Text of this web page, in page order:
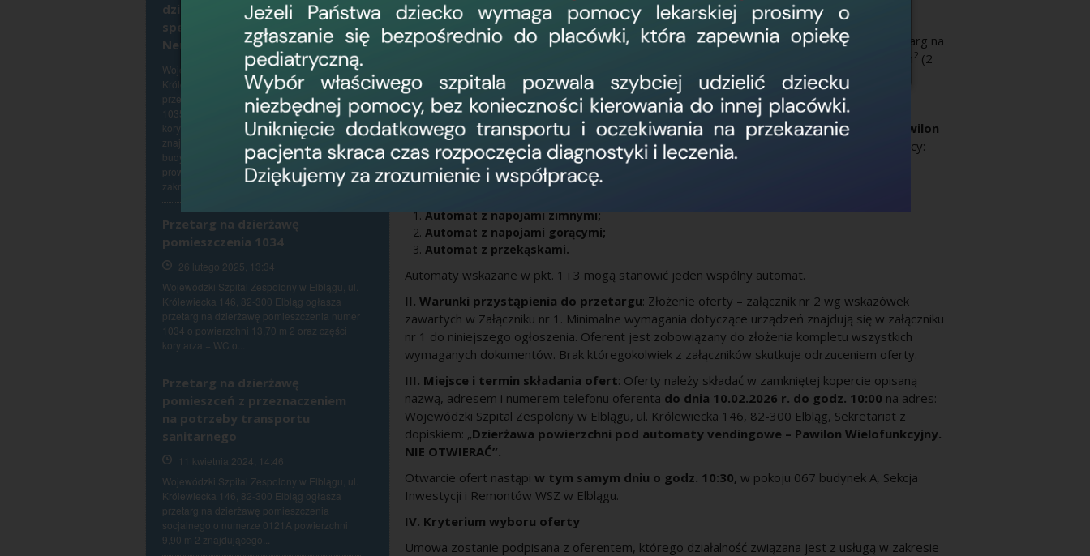
działalność lecznicza w zakresie
specjalistycznych porad -
Neurochirurgia
Wojewódzki Szpital Zespolony w Elblągu, ul.
Królewiecka 146, 82-300 Elbląg ogłasza
przetarg na dzierżawę pomieszczenia numer
1035 o powierzchni 27,30 m 2 oraz części
korytarza + WC o powierzchni 27,30 m 2
znajdującego się na Pierwszym Piętrze
budynku D z przeznaczeniem na potrzeby
prowadzenia działalności leczniczej w
zakresie specjalistycznych porad...
Przetarg na dzierżawę
pomieszczenia 1034
26 lutego 2025, 13:34
Wojewódzki Szpital Zespolony w Elblągu, ul.
Królewiecka 146, 82-300 Elbląg ogłasza
przetarg na dzierżawę pomieszczenia numer
1034 o powierzchni 13,70 m 2 oraz części
korytarza + WC o...
Przetarg na dzierżawę
pomieszceń z przeznaczeniem
na potrzeby transportu
sanitarnego
11 kwietnia 2024, 14:46
Wojewódzki Szpital Zespolony w Elblągu, ul.
Królewiecka 146, 82-300 Elbląg ogłasza
przetarg na dzierżawę pomieszczenia
socjalnego o numerze 0121A powierzchni
9,90 m 2 znajdującego...
› data dodania: 27 stycznia 2026, 12:19 odsłon: 1069
Wojewódzki Szpital Zespolony w Elblągu, ul. Królewiecka 146, 82-300 Elbląg ogłasza przetarg na
m2 (2
automaty) znajdującą się naWysokimParterze Budynku Pawilon Wielofunkcyjny.
I. Przedmiot dzierżawy:
Powierzchnia pod automaty vendingowe znajduje się naWysokimParterze Budynku Pawilon
Wielofunkcyjnyo powierzchni2,00 m (2 automaty). Powierzchnia dostępna dla Dzierżawcy:
codziennie.
Automaty usytuowane w Pawilonie Wielofunkcyjnym muszą zawierać:
Automat z napojami zimnymi;
Automat z napojami gorącymi;
Automat z przekąskami.
Automaty wskazane w pkt. 1 i 3 mogą stanowić jeden wspólny automat.
II. Warunki przystąpienia do przetargu: Złożenie oferty – załącznik nr 2 wg wskazówek
zawartych w Załączniku nr 1. Minimalne wymagania dotyczące urządzeń znajdują się w załączniku
nr 1 do niniejszego ogłoszenia. Oferent jest zobowiązany do złożenia kompletu wszystkich
wymaganych dokumentów. Brak któregokolwiek z załączników skutkuje odrzuceniem oferty.
III. Miejsce i termin składania ofert: Oferty należy składać w zamkniętej kopercie opisaną
nazwą, adresem i numerem telefonu oferenta do dnia 10.02.2026 r. do godz. 10:00 na adres:
Wojewódzki Szpital Zespolony w Elblągu, ul. Królewiecka 146, 82-300 Elbląg, Sekretariat z
dopiskiem: „Dzierżawa powierzchni pod automaty vendingowe – Pawilon Wielofunkcyjny.
NIE OTWIERAĆ”.
Otwarcie ofert nastąpi w tym samym dniu o godz. 10:30, w pokoju 067 budynek A, Sekcja
Inwestycji i Remontów WSZ w Elblągu.
IV. Kryterium wyboru oferty
Umowa zostanie podpisana z oferentem, którego działalność związana jest z usługą w zakresie